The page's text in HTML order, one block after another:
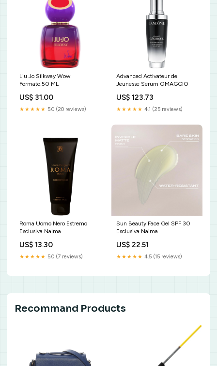
Liu Jo Silkway Wow
Formato:50 ML
US$ 31.00
★★★★★ 5.0 (20 reviews)
Advanced Activateur de
Jeunesse Serum OMAGGIO
US$ 123.73
★★★★★ 4.1 (25 reviews)
Roma Uomo Nero Estremo
Esclusiva Naima
US$ 13.30
★★★★★ 5.0 (7 reviews)
Sun Beauty Face Gel SPF 30
Esclusiva Naima
US$ 22.51
★★★★★ 4.5 (15 reviews)
Recommand Products